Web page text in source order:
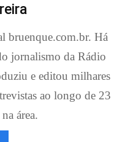
bruenque.com.br. Há
jornalismo da Rádio
e editou milhares
ao longo de 23
área.